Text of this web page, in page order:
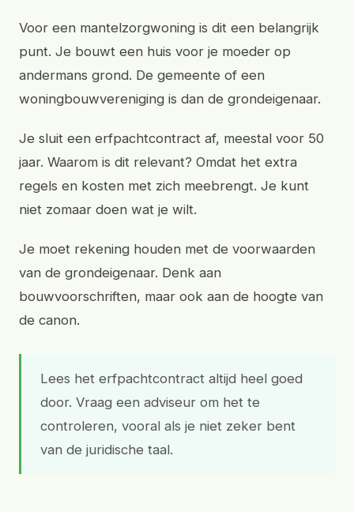
Voor een mantelzorgwoning is dit een belangrijk
punt. Je bouwt een huis voor je moeder op
andermans grond. De gemeente of een
woningbouwvereniging is dan de grondeigenaar.
Je sluit een erfpachtcontract af, meestal voor 50
jaar. Waarom is dit relevant? Omdat het extra
regels en kosten met zich meebrengt. Je kunt
niet zomaar doen wat je wilt.
Je moet rekening houden met de voorwaarden
van de grondeigenaar. Denk aan
bouwvoorschriften, maar ook aan de hoogte van
de canon.
Lees het erfpachtcontract altijd heel goed
door. Vraag een adviseur om het te
controleren, vooral als je niet zeker bent
van de juridische taal.